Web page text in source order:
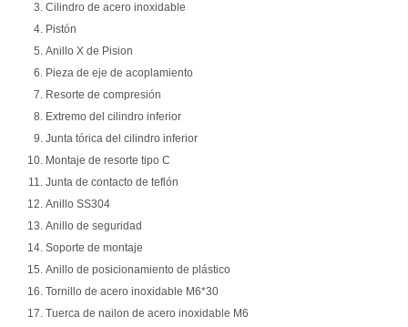
Cilindro de acero inoxidable
Pistón
Anillo X de Pision
Pieza de eje de acoplamiento
Resorte de compresión
Extremo del cilindro inferior
Junta tórica del cilindro inferior
Montaje de resorte tipo C
Junta de contacto de teflón
Anillo SS304
Anillo de seguridad
Soporte de montaje
Anillo de posicionamiento de plástico
Tornillo de acero inoxidable M6*30
Tuerca de nailon de acero inoxidable M6